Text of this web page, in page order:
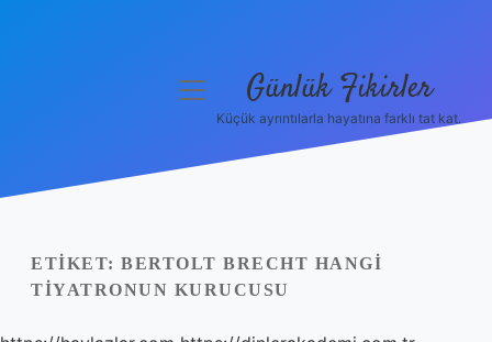
Yasal Uyarı
menüyü Günlük Fikirler
Küçük ayrıntılarla hayatına farklı tat kat.
ETIKET: BERTOLT BRECHT HANGI
TIYATRONUN KURUCUSU